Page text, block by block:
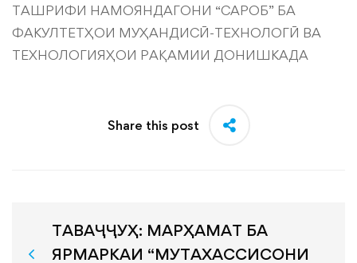
ТАШРИФИ НАМОЯНДАГОНИ “САРОБ” БА
ФАКУЛТЕТҲОИ МУҲАНДИСӢ-ТЕХНОЛОГӢ ВА
ТЕХНОЛОГИЯҲОИ РАҚАМИИ ДОНИШКАДА
Share this post
ТАВАҶҶУҲ: МАРҲАМАТ БА
ЯРМАРКАИ “МУТАХАССИСОНИ